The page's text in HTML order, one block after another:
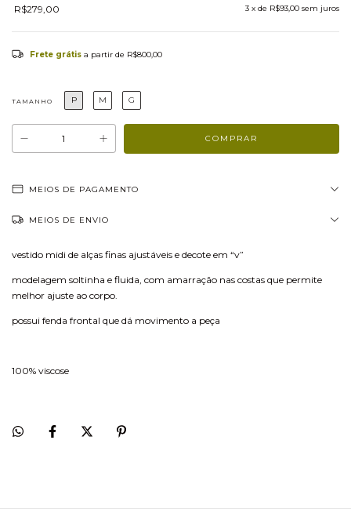
R$279,00 3 x de R$93,00 sem juros
Frete grátis a partir de R$800,00
TAMANHO P M G
MEIOS DE PAGAMENTO
MEIOS DE ENVIO
vestido midi de alças finas ajustáveis e decote em “v”
modelagem soltinha e fluida, com amarração nas costas que permite
melhor ajuste ao corpo.
possui fenda frontal que dá movimento a peça
100% viscose